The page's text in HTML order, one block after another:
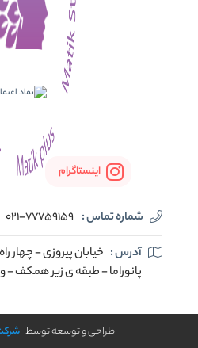
اینستاگرام
شماره تماس : 021-77759159
آدرس : خیابان پیروزی - چهار
پانوراما - طبقه ی زیر همکف -
طراحی و توسعه توسط